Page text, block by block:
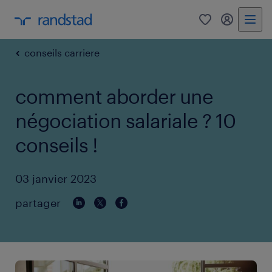
0 my
conseils carriere
comment aborder une
négociation salariale ? 10
conseils !
03 janvier 2023
partager